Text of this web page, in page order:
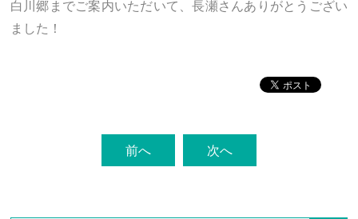
白川郷までご案内いただいて、長瀬さんありがとうござい
ました！
前へ 次へ